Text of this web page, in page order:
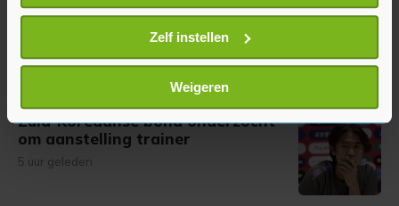
locatie, die tot een paar meter nauwkeurig kan zijn
Uw apparaat identificeren door het actief te
scannen op specifieke eigenschappen (fingerprinting)
Lees meer over hoe uw persoonlijke gegevens worden
verwerkt en stel uw voorkeuren in het
U kunt uw toestemming op elk moment wijzigen of
intrekken in de Cookieverklaring.
Met cookies werkt onze website beter en wordt jouw
Zelf instellen
Weigeren
Messi maakt eerste doelpunten
Zuid-Koreaanse bond onderzocht
om aanstelling trainer
5 uur geleden